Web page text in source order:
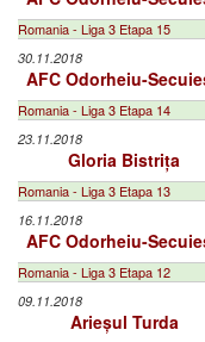
Romania - Liga 3 Etapa 15
30.11.2018
AFC Odorheiu-
Romania - Liga 3 Etapa 14
23.11.2018
Gloria Bistrița
Romania - Liga 3 Etapa 13
16.11.2018
AFC Odorheiu-
Romania - Liga 3 Etapa 12
09.11.2018
Arieșul Turda